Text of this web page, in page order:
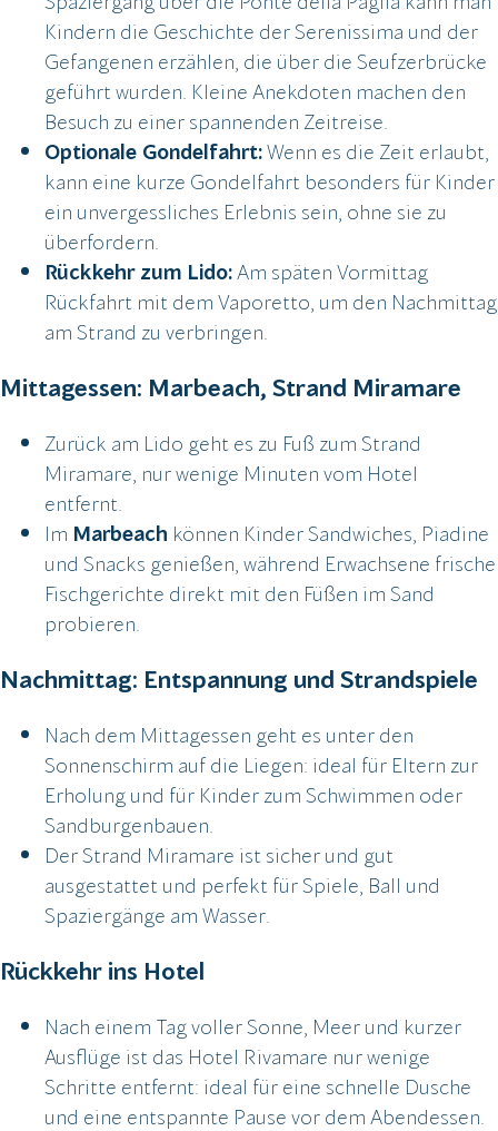
Kindern die Geschichte der Serenissima und der
Gefangenen erzählen, die über die Seufzerbrücke
geführt wurden. Kleine Anekdoten machen den
Besuch zu einer spannenden Zeitreise.
Optionale Gondelfahrt:Wenn es die Zeit erlaubt,
kann eine kurze Gondelfahrt besonders für Kinder
ein unvergessliches Erlebnis sein, ohne sie zu
überfordern.
Rückkehr zum Lido:Am späten Vormittag
Rückfahrt mit dem Vaporetto, um den Nachmittag
am Strand zu verbringen.
Mittagessen: Marbeach, Strand Miramare
Zurück am Lido geht es zu Fuß zum Strand
Miramare, nur wenige Minuten vom Hotel
entfernt.
Im Marbeach können Kinder Sandwiches, Piadine
und Snacks genießen, während Erwachsene frische
Fischgerichte direkt mit den Füßen im Sand
probieren.
Nachmittag: Entspannung und Strandspiele
Nach dem Mittagessen geht es unter den
Sonnenschirm auf die Liegen: ideal für Eltern zur
Erholung und für Kinder zum Schwimmen oder
Sandburgenbauen.
Der Strand Miramare ist sicher und gut
ausgestattet und perfekt für Spiele, Ball und
Spaziergänge am Wasser.
Rückkehr ins Hotel
Nach einem Tag voller Sonne, Meer und kurzer
Ausflüge ist das Hotel Rivamare nur wenige
Schritte entfernt: ideal für eine schnelle Dusche
und eine entspannte Pause vor dem Abendessen.